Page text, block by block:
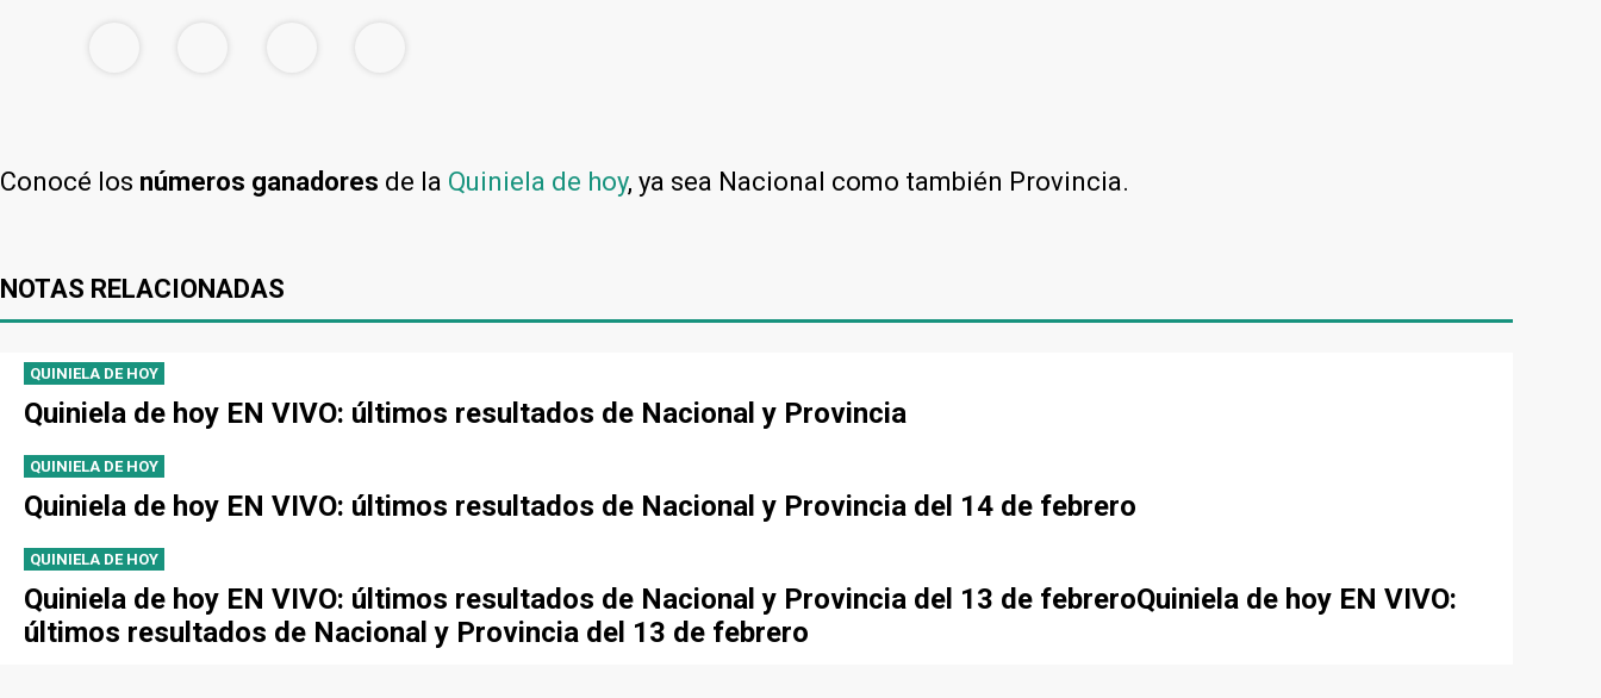
Conocé los números ganadores de la Quiniela de hoy, ya sea Nacional como también Provincia.
NOTAS RELACIONADAS
QUINIELA DE HOY
Quiniela de hoy EN VIVO: últimos resultados de Nacional y Provincia
QUINIELA DE HOY
Quiniela de hoy EN VIVO: últimos resultados de Nacional y Provincia del 14 de febrero
QUINIELA DE HOY
Quiniela de hoy EN VIVO: últimos resultados de Nacional y Provincia del 13 de febreroQuiniela de hoy EN VIVO:
últimos resultados de Nacional y Provincia del 13 de febrero